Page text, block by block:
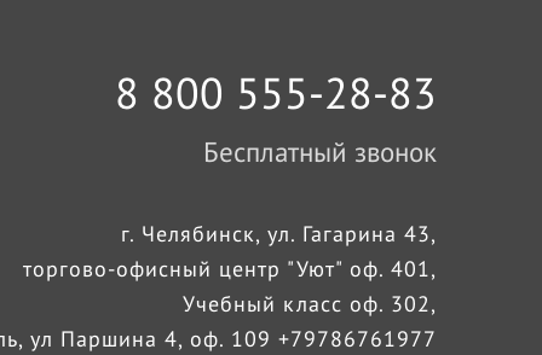
8 800 555-28-83
Бесплатный звонок
г. Челябинск, ул. Гагарина 43,
торгово-офисный центр "Уют" оф. 401,
Учебный класс оф. 302,
ул Паршина 4, оф. 109 +79786761977